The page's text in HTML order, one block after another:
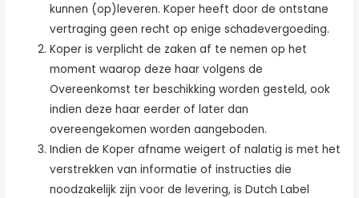
kunnen (op)leveren. Koper heeft door de ontstane
vertraging geen recht op enige schadevergoeding.
Koper is verplicht de zaken af te nemen op het
moment waarop deze haar volgens de
Overeenkomst ter beschikking worden gesteld, ook
indien deze haar eerder of later dan
overeengekomen worden aangeboden.
Indien de Koper afname weigert of nalatig is met het
verstrekken van informatie of instructies die
noodzakelijk zijn voor de levering, is Dutch Label